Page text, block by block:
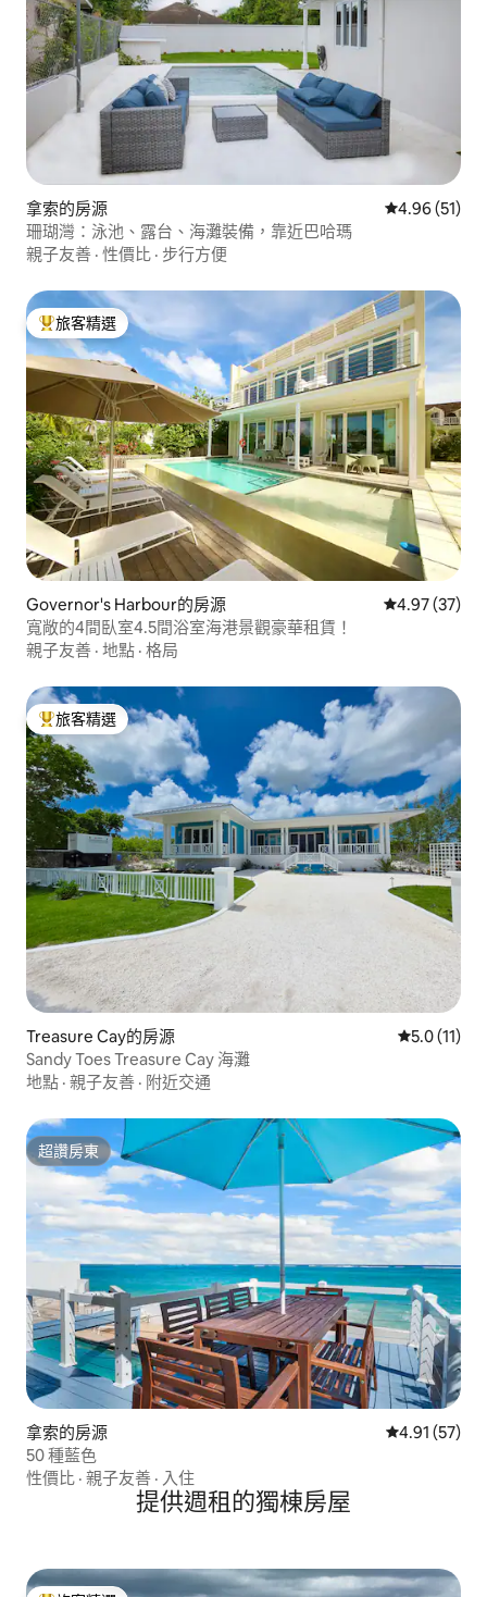
拿索的房源 從 51 則評價
4.96 (51)
珊瑚灣：泳池、露台、海灘裝備，靠近巴哈瑪
親子友善 · 性價比 · 步行方便
旅客精選榜首
旅客精選
Governor's Harbour的房源 從 37 則評價
4.97 (37)
寬敞的4間臥室4.5間浴室海港景觀豪華租賃！
親子友善 · 地點 · 格局
旅客精選榜首
旅客精選
Treasure Cay的房源 從 11 則評
5.0 (11)
Sandy Toes Treasure Cay 海灘
地點 · 親子友善 · 附近交通
超讚房東
超讚房東
拿索的房源 從 57 則評價
4.91 (57)
50 種藍色
性價比 · 親子友善 · 入住
提供週租的獨棟房屋